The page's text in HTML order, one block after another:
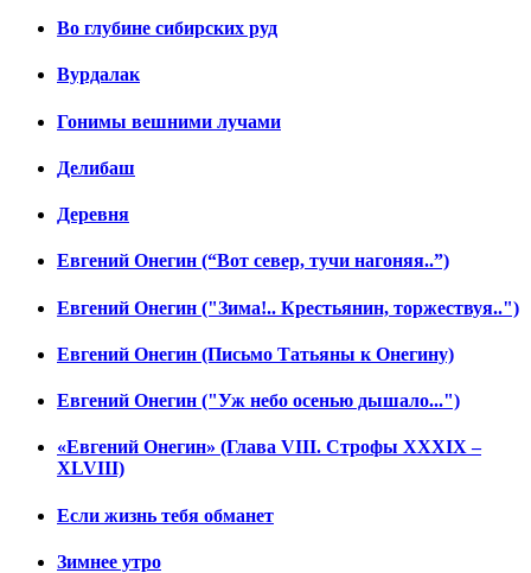
Во глубине сибирских руд
Вурдалак
Гонимы вешними лучами
Делибаш
Деревня
Евгений Онегин (“Вот север, тучи нагоняя..”)
Евгений Онегин ("Зима!.. Крестьянин, торжествуя..")
Евгений Онегин (Письмо Татьяны к Онегину)
Евгений Онегин ("Уж небо осенью дышало...")
«Евгений Онегин» (Глава VIII. Строфы XXXIX –
XLVIII)
Если жизнь тебя обманет
Зимнее утро